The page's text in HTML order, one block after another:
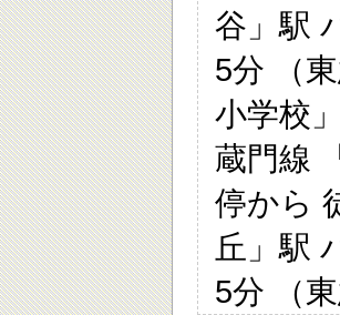
谷」駅
5分 （
小学校
蔵門線
停から
丘」駅
5分 （東